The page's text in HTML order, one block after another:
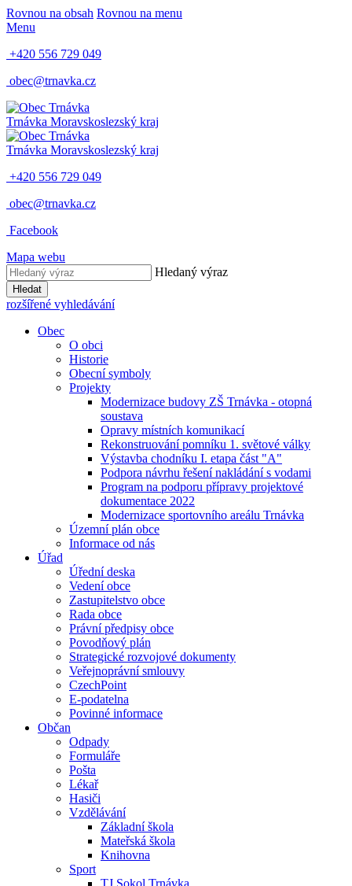
Rovnou na obsah Rovnou na menu
Menu
+420 556 729 049
obec@trnavka.cz
Trnávka Moravskoslezský kraj
Trnávka Moravskoslezský kraj
+420 556 729 049
obec@trnavka.cz
Facebook
Mapa webu
Hledaný výraz
Hledat
rozšířené vyhledávání
Obec
O obci
Historie
Obecní symboly
Projekty
Modernizace budovy ZŠ Trnávka - otopná
soustava
Opravy místních komunikací
Rekonstruování pomníku 1. světové války
Výstavba chodníku I. etapa část "A"
Podpora návrhu řešení nakládání s vodami
Program na podporu přípravy projektové
dokumentace 2022
Modernizace sportovního areálu Trnávka
Územní plán obce
Informace od nás
Úřad
Úřední deska
Vedení obce
Zastupitelstvo obce
Rada obce
Právní předpisy obce
Povodňový plán
Strategické rozvojové dokumenty
Veřejnoprávní smlouvy
CzechPoint
E-podatelna
Povinné informace
Občan
Odpady
Formuláře
Pošta
Lékař
Hasiči
Vzdělávání
Základní škola
Mateřská škola
Knihovna
Sport
TJ Sokol Trnávka